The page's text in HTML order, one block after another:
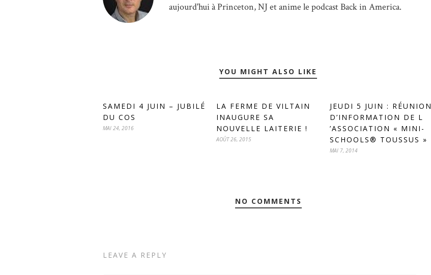
aujourd'hui à Princeton, NJ et anime le podcast Back in America.
YOU MIGHT ALSO LIKE
SAMEDI 4 JUIN – JUBILÉ
DU COS
MAI 24, 2016
LA FERME DE VILTAIN
INAUGURE SA
NOUVELLE LAITERIE !
AOÛT 26, 2015
JEUDI 5 JUIN : RÉUNION
D’INFORMATION DE L
’ASSOCIATION « MINI-
SCHOOLS® TOUSSUS »
MAI 7, 2014
NO COMMENTS
LEAVE A REPLY